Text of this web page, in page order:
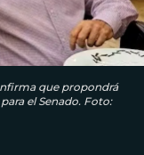
que propondrá
el Senado. Foto: